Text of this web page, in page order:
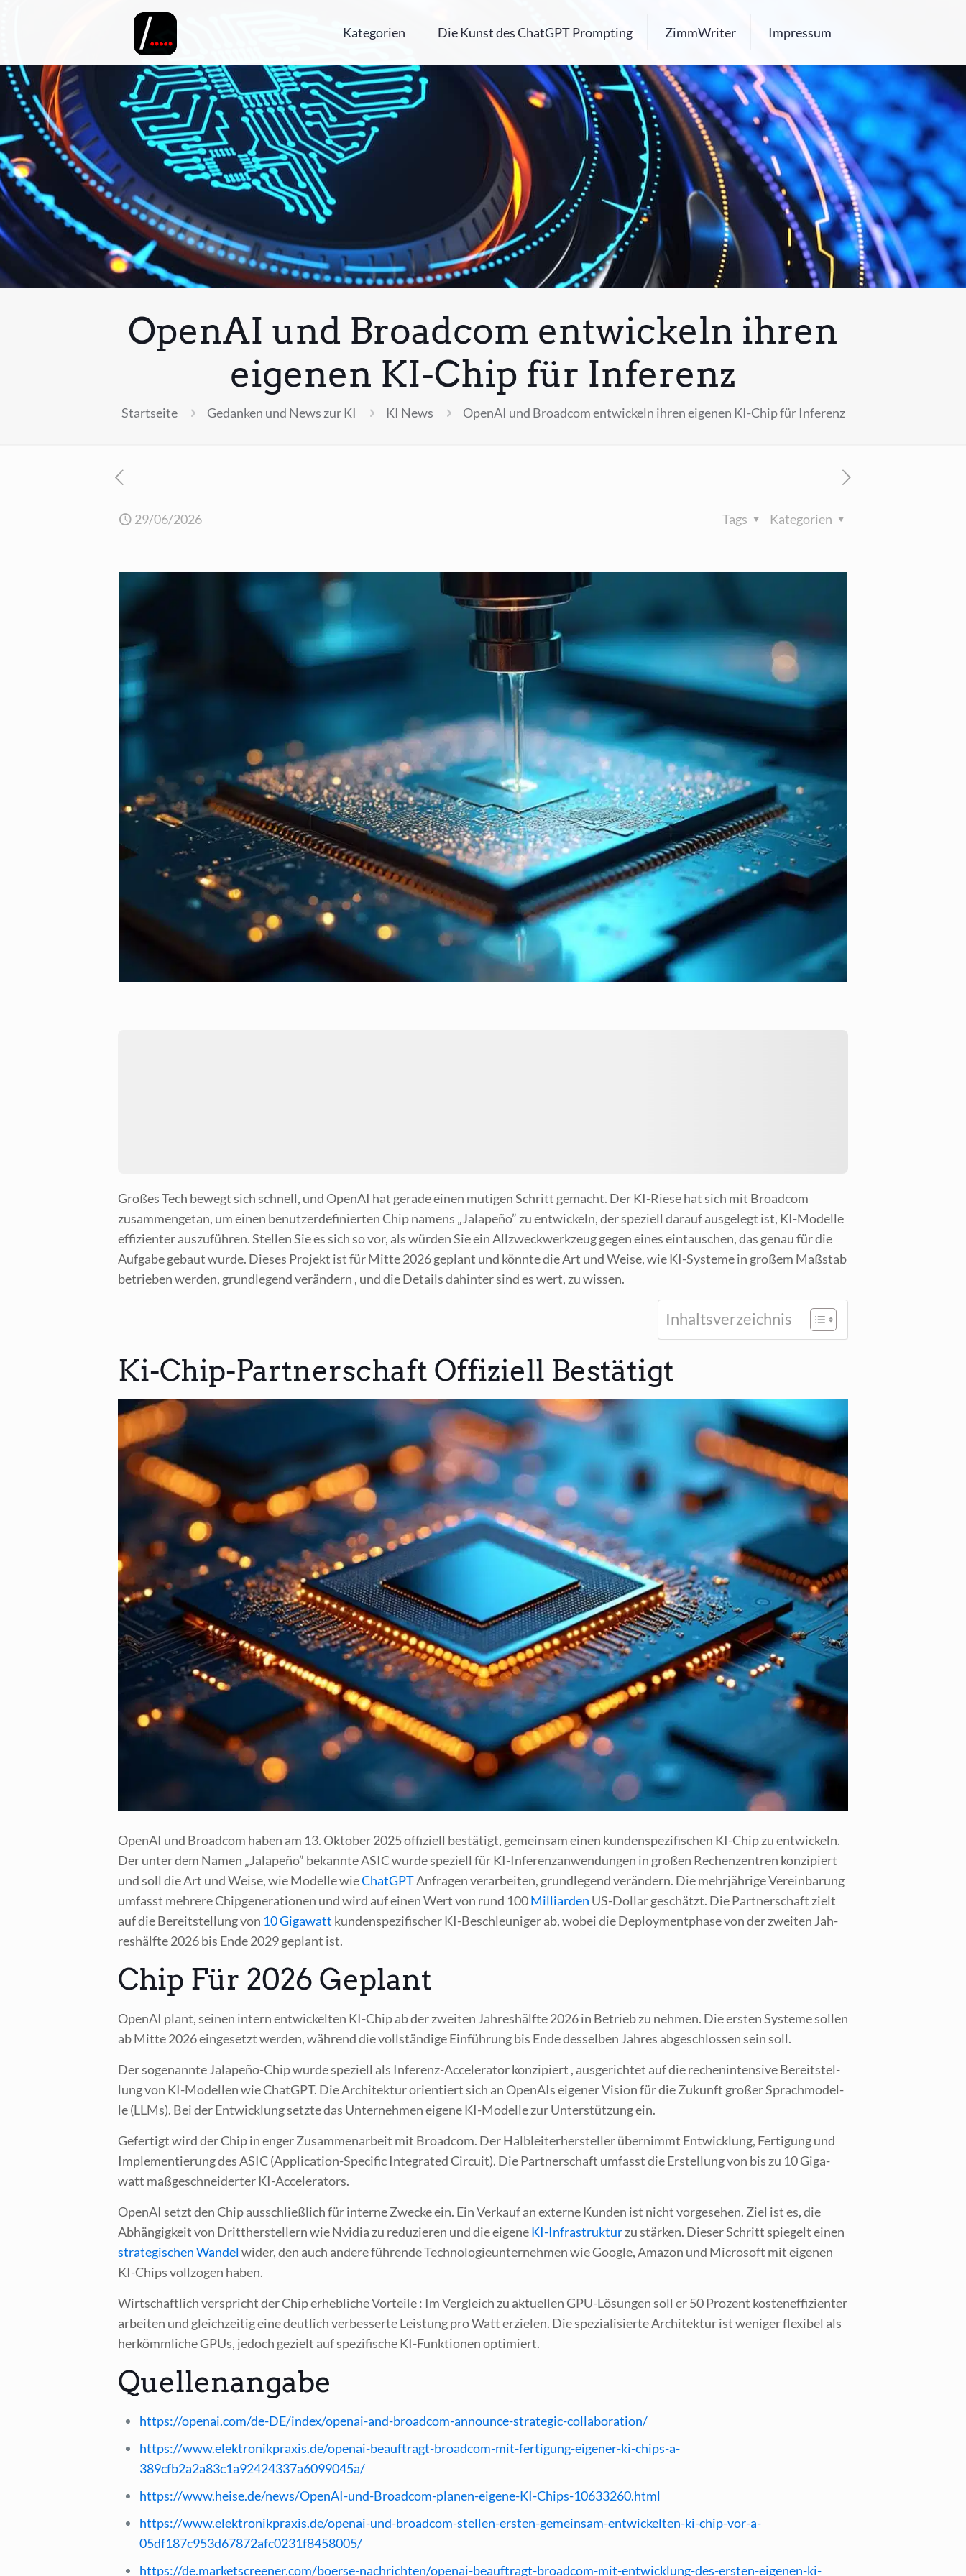
Kategorien Die Kunst des ChatGPT Prompting ZimmWriter Impressum
OpenAI und Broadcom entwickeln ihren
eigenen KI-Chip für Inferenz
Startseite Gedanken und News zur KI KI News OpenAI und Broadcom entwickeln ihren eigenen KI-Chip für Inferenz
29/06/2026 Kategorien
Tags
Gro­ßes Tech bewegt sich schnell, und Ope­nAI hat gera­de einen muti­gen Schritt gemacht. Der KI-Rie­se hat sich mit Broad­com
zusam­men­ge­tan, um einen benut­zer­de­fi­nier­ten Chip namens „Jala­pe­ño” zu ent­wi­ckeln, der spe­zi­ell dar­auf aus­ge­legt ist, KI-Model­le
effi­zi­en­ter aus­zu­füh­ren. Stel­len Sie es sich so vor, als wür­den Sie ein All­zweck­werk­zeug gegen eines ein­tau­schen, das genau für die
Auf­ga­be gebaut wur­de. Die­ses Pro­jekt ist für Mit­te 2026 geplant und könn­te die Art und Wei­se, wie KI-Sys­te­me in gro­ßem Maß­stab
betrie­ben wer­den, grund­le­gend ver­än­dern , und die Details dahin­ter sind es wert, zu wissen.
Inhalts­ver­zeich­nis
Ki-Chip-Partnerschaft Offiziell Bestätigt
Ope­nAI und Broad­com haben am 13. Okto­ber 2025 offi­zi­ell bestä­tigt, gemein­sam einen kun­den­spe­zi­fi­schen KI-Chip zu ent­wi­ckeln.
Der unter dem Namen „Jala­pe­ño” bekann­te ASIC wur­de spe­zi­ell für KI-Infe­renz­an­wen­dun­gen in gro­ßen Rechen­zen­tren kon­zi­piert
und soll die Art und Wei­se, wie Model­le wieChatGPTAnfra­gen ver­ar­bei­ten, grund­le­gend ver­än­dern. Die mehr­jäh­ri­ge Ver­ein­ba­rung
umfasst meh­re­re Chip­ge­ne­ra­tio­nen und wird auf einen Wert von rund 100Mil­li­ar­den US-Dol­lar geschätzt. Die Part­ner­schaft zielt
auf die Bereit­stel­lung von 10 Giga­watt kun­den­spe­zi­fi­scher KI-Beschleu­ni­ger ab, wobei die Deploy­ment­pha­se von der zwei­ten Jah­
res­hälf­te 2026 bis Ende 2029 geplant ist.
Chip Für 2026 Geplant
Ope­nAI plant, sei­nen intern ent­wi­ckel­ten KI-Chip ab der zwei­ten Jah­res­hälf­te 2026 in Betrieb zu neh­men. Die ers­ten Sys­te­me sol­len
ab Mit­te 2026 ein­ge­setzt wer­den, wäh­rend die voll­stän­di­ge Ein­füh­rung bis Ende des­sel­ben Jah­res abge­schlos­sen sein soll.
Der soge­nann­te Jala­pe­ño-Chip wur­de spe­zi­ell als Infe­renz-Acce­le­ra­tor kon­zi­piert , aus­ge­rich­tet auf die rechen­in­ten­si­ve Bereit­stel­
lung von KI-Model­len wie ChatGPT. Die Archi­tek­tur ori­en­tiert sich an Ope­nAIs eige­ner Visi­on für die Zukunft gro­ßer Sprach­mo­del­
le (LLMs). Bei der Ent­wick­lung setz­te das Unter­neh­men eige­ne KI-Model­le zur Unter­stüt­zung ein.
Gefer­tigt wird der Chip in enger Zusam­men­ar­beit mit Broad­com. Der Halb­lei­ter­her­stel­ler über­nimmt Ent­wick­lung, Fer­ti­gung und
Imple­men­tie­rung des ASIC (Appli­ca­ti­on-Spe­ci­fic Inte­gra­ted Cir­cuit). Die Part­ner­schaft umfasst die Erstel­lung von bis zu 10 Giga­
watt maß­ge­schnei­der­ter KI-Accelerators.
Ope­nAI setzt den Chip aus­schließ­lich für inter­ne Zwe­cke ein. Ein Ver­kauf an exter­ne Kun­den ist nicht vor­ge­se­hen. Ziel ist es, die
Abhän­gig­keit von Dritt­her­stel­lern wie Nvi­dia zu redu­zie­ren und die eige­neKI-Infra­struk­turzu stär­ken. Die­ser Schritt spie­gelt einen
stra­te­gi­schen Wan­delwider, den auch ande­re füh­ren­de Tech­no­lo­gie­un­ter­neh­men wie Goog­le, Ama­zon und Micro­soft mit eige­nen
KI-Chips voll­zo­gen haben.
Wirt­schaft­lich ver­spricht der Chip erheb­li­che Vor­tei­le : Im Ver­gleich zu aktu­el­len GPU-Lösun­gen soll er 50 Pro­zent kos­ten­ef­fi­zi­en­ter
arbei­ten und gleich­zei­tig eine deut­lich ver­bes­ser­te Leis­tung pro Watt erzie­len. Die spe­zia­li­sier­te Archi­tek­tur ist weni­ger fle­xi­bel als
her­kömm­li­che GPUs, jedoch gezielt auf spe­zi­fi­sche KI-Funk­tio­nen optimiert.
Quellenangabe
https://openai.com/de-DE/index/openai-and-broadcom-announce-strategic-collaboration/
https://www.elektronikpraxis.de/openai-beauftragt-broadcom-mit-fertigung-eigener-ki-chips-a-
389cfb2a2a83c1a92424337a6099045a/
https://www.heise.de/news/OpenAI-und-Broadcom-planen-eigene-KI-Chips-10633260.html
https://www.elektronikpraxis.de/openai-und-broadcom-stellen-ersten-gemeinsam-entwickelten-ki-chip-vor-a-
05df187c953d67872afc0231f8458005/
https://de.marketscreener.com/boerse-nachrichten/openai-beauftragt-broadcom-mit-entwicklung-des-ersten-eigenen-ki-